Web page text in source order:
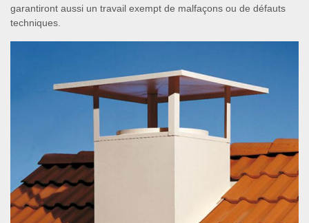
garantiront aussi un travail exempt de malfaçons ou de défauts
techniques.